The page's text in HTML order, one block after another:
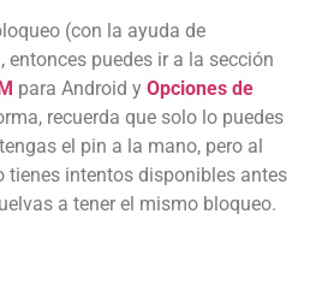
(con la ayuda de
entonces puedes ir a la sección
para Android y Opciones de
recuerda que solo lo puedes
el pin a la mano, pero al
tienes intentos disponibles antes
a tener el mismo bloqueo.